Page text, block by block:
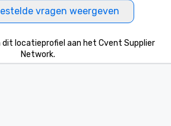
durations. Our
2.5 hours; our
incentives.
vragen weergeven
dit locatieprofiel aan het Cvent Supplier
Network.